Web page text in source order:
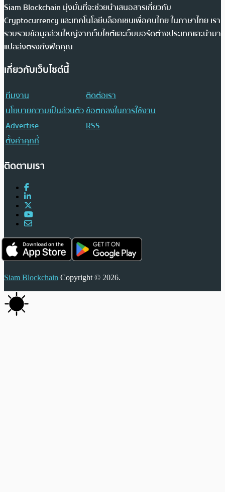
Siam Blockchain มุ่งมั่นที่จะช่วยนำเสนอสารเกี่ยวกับ
Cryptocurrency และเทคโนโลยีบล็อกเชนเพื่อคนไทย ในภาษาไทย เรา
รวบรวมข้อมูลส่วนใหญ่จากเว็บไซต์และเว็บบอร์ดต่างประเทศและนำมา
แปลส่งตรงถึงฟีดคุณ
เกี่ยวกับเว็บไซต์นี้
ทีมงาน
ติดต่อเรา
นโยบายความเป็นส่วนตัวข้อตกลงในการใช้งาน
Advertise
RSS
ตั้งค่าคุกกี้
ติดตามเรา
Siam Blockchain Copyright © 2026.